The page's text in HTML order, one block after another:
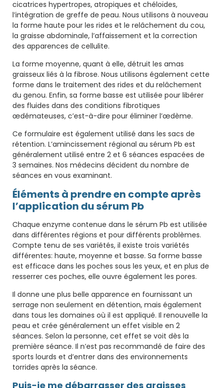
cicatrices hypertropes, atropiques et chéloïdes,
l’intégration de greffe de peau. Nous utilisons à nouveau
la forme haute pour les rides et le relâchement du cou,
la graisse abdominale, l’affaissement et la correction
des apparences de cellulite.
La forme moyenne, quant à elle, détruit les amas
graisseux liés à la fibrose. Nous utilisons également cette
forme dans le traitement des rides et du relâchement
du genou. Enfin, sa forme basse est utilisée pour libérer
des fluides dans des conditions fibrotiques
œdémateuses, c’est-à-dire pour éliminer l’œdème.
Ce formulaire est également utilisé dans les sacs de
rétention. L’amincissement régional au sérum Pb est
généralement utilisé entre 2 et 6 séances espacées de
3 semaines. Nos médecins décident du nombre de
séances en vous examinant.
Éléments à prendre en compte après
l’application du sérum Pb
Chaque enzyme contenue dans le sérum Pb est utilisée
dans différentes régions et pour différents problèmes.
Compte tenu de ses variétés, il existe trois variétés
différentes: haute, moyenne et basse. Sa forme basse
est efficace dans les poches sous les yeux, et en plus de
resserrer ces poches, elle ouvre également les pores.
Il donne une plus belle apparence en fournissant un
serrage non seulement en détention, mais également
dans tous les domaines où il est appliqué. Il renouvelle la
peau et crée généralement un effet visible en 2
séances. Selon la personne, cet effet se voit dès la
première séance. Il n’est pas recommandé de faire des
sports lourds et d’entrer dans des environnements
torrides après la séance.
Puis-je me débarrasser des graisses